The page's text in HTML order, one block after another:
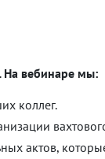
На вебинаре мы:
коллег.
актов,